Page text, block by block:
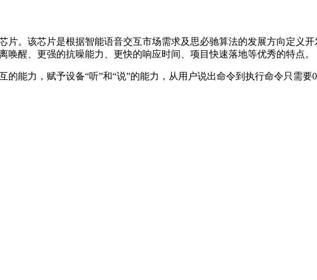
。该芯片是根据智能语音交互市场需求及思必驰算法的发展方向定义开
醒、更强的抗噪能力、更快的响应时间、项目快速落地等优秀的特点。
能力，赋予设备“听”和“说”的能力，从用户说出命令到执行命令只需